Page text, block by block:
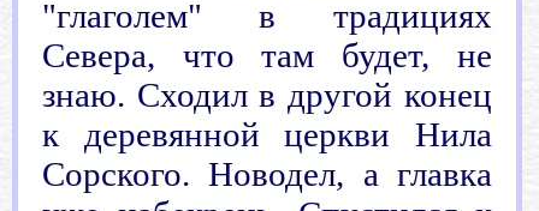
"глаголем" в традициях
Севера, что там будет, не
знаю. Сходил в другой конец
к деревянной церкви Нила
Сорского. Новодел, а главка